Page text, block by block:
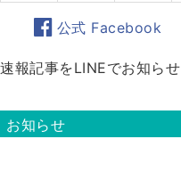
公式 Facebook
速報記事をLINEでお知らせ
お知らせ